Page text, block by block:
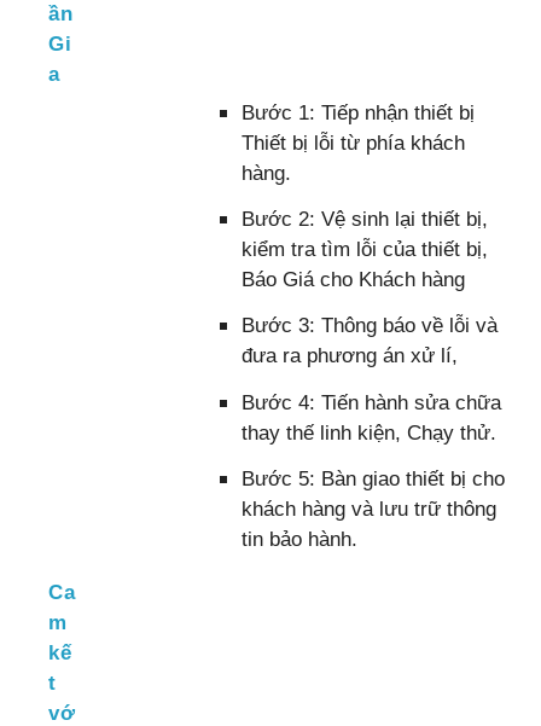
ần
Gi
a
Bước 1: Tiếp nhận thiết bị
Thiết bị lỗi từ phía khách
hàng.
Bước 2: Vệ sinh lại thiết bị,
kiểm tra tìm lỗi của thiết bị,
Báo Giá cho Khách hàng
Bước 3: Thông báo về lỗi và
đưa ra phương án xử lí,
Bước 4: Tiến hành sửa chữa
thay thế linh kiện, Chạy thử.
Bước 5: Bàn giao thiết bị cho
khách hàng và lưu trữ thông
tin bảo hành.
Ca
m
kế
t
vớ